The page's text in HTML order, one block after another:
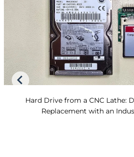
Hard Drive from a CNC Lathe:
Replacement with an